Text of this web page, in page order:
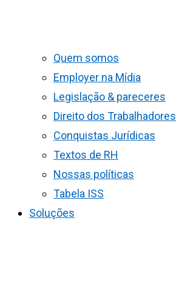
Quem somos
Employer na Mídia
Legislação & pareceres
Direito dos Trabalhadores
Conquistas Jurídicas
Textos de RH
Nossas políticas
Tabela ISS
Soluções